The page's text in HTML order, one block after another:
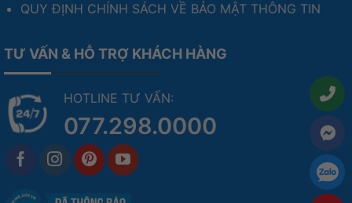
QUY ĐỊNH CHÍNH SÁCH VỀ BẢO MẬT THÔNG TIN
TƯ VẤN & HỖ TRỢ KHÁCH HÀNG
HOTLINE TƯ VẤN:
077.298.0000